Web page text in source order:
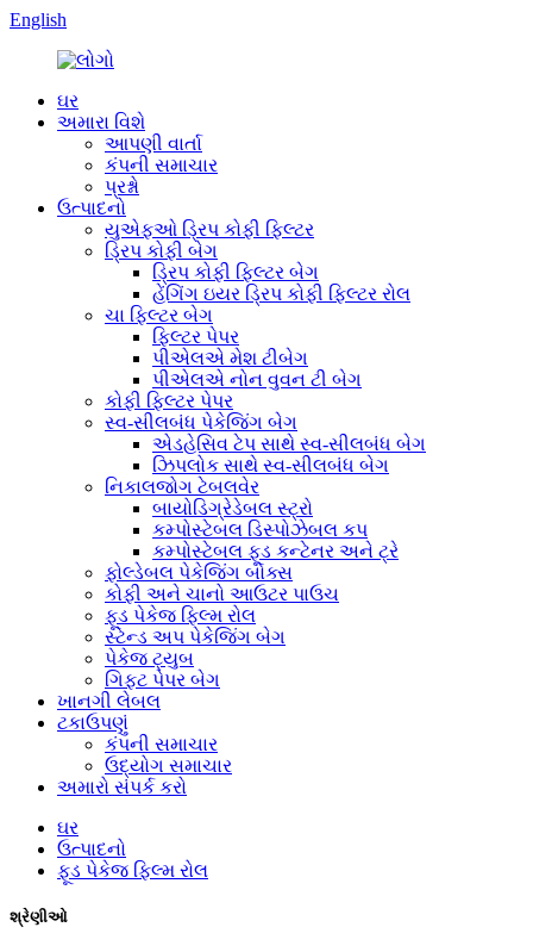
English
ઘર
અમારા વિશે
આપણી વાર્તા
કંપની સમાચાર
પ્રશ્નો
ઉત્પાદનો
યુએફઓ ડ્રિપ કોફી ફિલ્ટર
ડ્રિપ કોફી બેગ
ડ્રિપ કોફી ફિલ્ટર બેગ
હેંગિંગ ઇયર ડ્રિપ કોફી ફિલ્ટર રોલ
ચા ફિલ્ટર બેગ
ફિલ્ટર પેપર
પીએલએ મેશ ટીબેગ
પીએલએ નોન વુવન ટી બેગ
કોફી ફિલ્ટર પેપર
સ્વ-સીલબંધ પેકેજિંગ બેગ
એડહેસિવ ટેપ સાથે સ્વ-સીલબંધ બેગ
ઝિપલોક સાથે સ્વ-સીલબંધ બેગ
નિકાલજોગ ટેબલવેર
બાયોડિગ્રેડેબલ સ્ટ્રો
કમ્પોસ્ટેબલ ડિસ્પોઝેબલ કપ
કમ્પોસ્ટેબલ ફૂડ કન્ટેનર અને ટ્રે
ફોલ્ડેબલ પેકેજિંગ બોક્સ
કોફી અને ચાનો આઉટર પાઉચ
ફૂડ પેકેજ ફિલ્મ રોલ
સ્ટેન્ડ અપ પેકેજિંગ બેગ
પેકેજ ટ્યુબ
ગિફ્ટ પેપર બેગ
ખાનગી લેબલ
ટકાઉપણું
કંપની સમાચાર
ઉદ્યોગ સમાચાર
અમારો સંપર્ક કરો
ઘર
ઉત્પાદનો
ફૂડ પેકેજ ફિલ્મ રોલ
શ્રેણીઓ